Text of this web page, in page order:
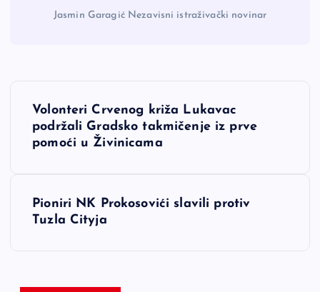
Jasmin Garagić Nezavisni istraživački novinar
NVolonteri Crvenog križa Lukavac
podržali Gradsko takmičenje iz prve
pomoći u Živinicama
Pioniri NK Prokosovići slavili protiv
Tuzla Cityja